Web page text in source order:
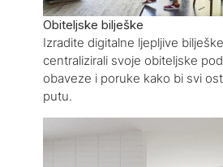
Obiteljske bilješke
Izradite digitalne ljepljive
centralizirali svoje obiteljske
obaveze i poruke kako bi svi
putu.